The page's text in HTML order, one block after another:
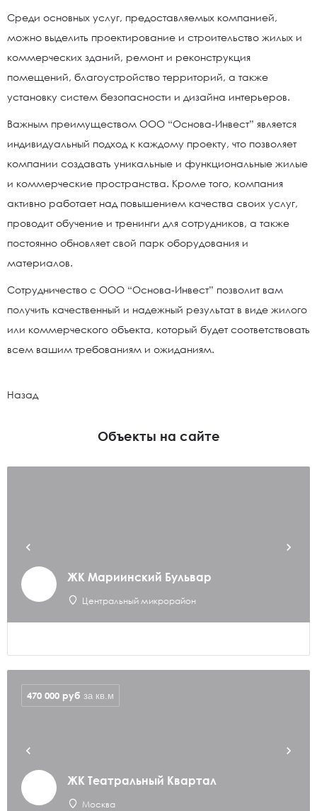
Среди основных услуг, предоставляемых компанией,
можно выделить проектирование и строительство жилых и
коммерческих зданий, ремонт и реконструкция
помещений, благоустройство территорий, а также
установку систем безопасности и дизайна интерьеров.
Важным преимуществом ООО “Основа-Инвест” является
индивидуальный подход к каждому проекту, что позволяет
компании создавать уникальные и функциональные жилые
и коммерческие пространства. Кроме того, компания
активно работает над повышением качества своих услуг,
проводит обучение и тренинги для сотрудников, а также
постоянно обновляет свой парк оборудования и
материалов.
Сотрудничество с ООО “Основа-Инвест” позволит вам
получить качественный и надежный результат в виде жилого
или коммерческого объекта, который будет соответствовать
всем вашим требованиям и ожиданиям.
Назад
Объекты на сайте
ЖК Мариинский Бульвар
Центральный микрорайон
ЖК Театральный Квартал
Москва
470 000 руб за кв.м